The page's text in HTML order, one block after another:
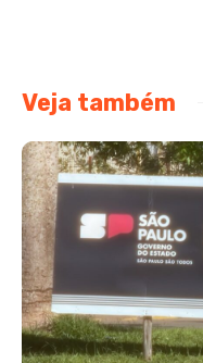
Veja também